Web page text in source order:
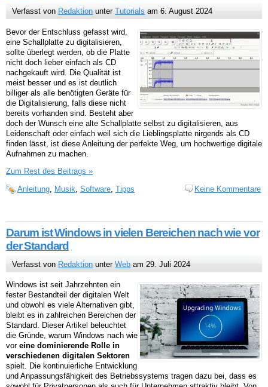
Verfasst von Redaktion unterTutorials am 6. August 2024
Bevor der Entschluss gefasst wird,
eine Schallplatte zu digitalisieren,
sollte überlegt werden, ob die Platte
nicht doch lieber einfach als CD
nachgekauft wird. Die Qualität ist
meist besser und es ist deutlich
billiger als alle benötigten Geräte für
die Digitalisierung, falls diese nicht
bereits vorhanden sind. Besteht aber
doch der Wunsch eine alte Schallplatte selbst zu digitalisieren, aus
Leidenschaft oder einfach weil sich die Lieblingsplatte nirgends als CD
finden lässt, ist diese Anleitung der perfekte Weg, um hochwertige digitale
Aufnahmen zu machen.
Zum Rest des Beitrags »
Anleitung, Musik, Software, Tipps Keine Kommentare
Darum ist Windows in vielen Bereichen nach wie vor
der Standard
Verfasst von Redaktion unterWeb am 29. Juli 2024
Windows ist seit Jahrzehnten ein
fester Bestandteil der digitalen Welt
und obwohl es viele Alternativen gibt,
bleibt es in zahlreichen Bereichen der
Standard. Dieser Artikel beleuchtet
die Gründe, warum Windows nach wie
vor eine dominierende Rolle in
verschiedenen digitalen Sektoren
spielt. Die kontinuierliche Entwicklung
und Anpassungsfähigkeit des Betriebssystems tragen dazu bei, dass es